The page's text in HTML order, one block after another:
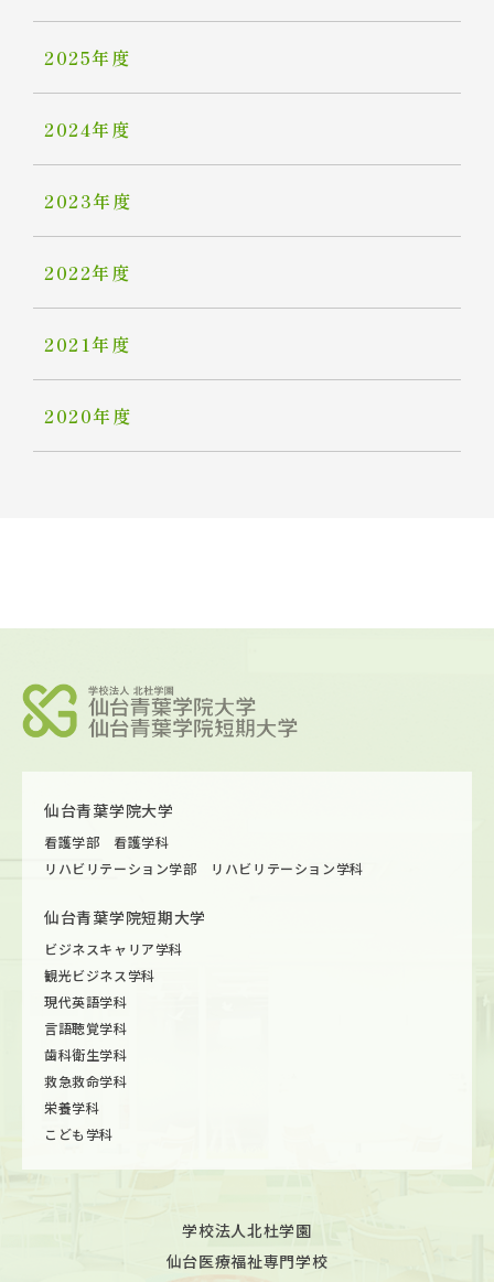
2025年度
2024年度
2023年度
2022年度
2021年度
2020年度
仙台青葉学院大学
看護学部 看護学科
リハビリテーション学部 リハビリテーション学科
仙台青葉学院短期大学
ビジネスキャリア学科
観光ビジネス学科
現代英語学科
言語聴覚学科
歯科衛生学科
救急救命学科
栄養学科
こども学科
学校法人北杜学園
仙台医療福祉専門学校